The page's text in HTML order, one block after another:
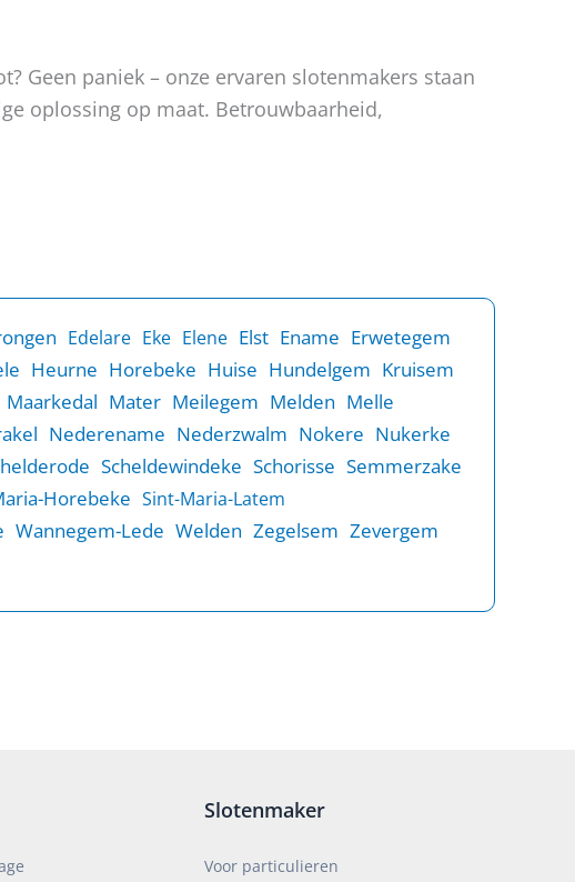
Geen paniek – onze ervaren slotenmakers staan
oplossing op maat. Betrouwbaarheid,
Edelare Eke Elene Elst Ename Erwetegem
Heurne Horebeke Huise Hundelgem Kruisem
Maarkedal Mater Meilegem Melden Melle
Nederename Nederzwalm Nokere Nukerke
Scheldewindeke Schorisse Semmerzake
Horebeke Sint-Maria-Latem
Wannegem-Lede Welden Zegelsem Zevergem
Slotenmaker
Voor particulieren